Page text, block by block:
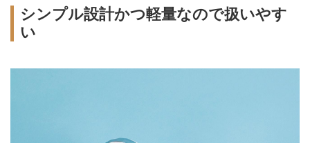
シンプル設計かつ軽量なので扱いやす
い